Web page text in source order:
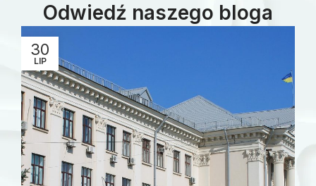
Odwiedź naszego bloga
30
LIP